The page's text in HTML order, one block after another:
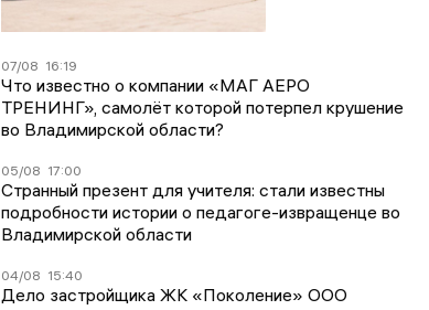
07/08 16:19
Что известно о компании «МАГ АЕРО
ТРЕНИНГ», самолёт которой потерпел крушение
во Владимирской области?
05/08 17:00
Странный презент для учителя: стали известны
подробности истории о педагоге-извращенце во
Владимирской области
04/08 15:40
Дело застройщика ЖК «Поколение» ООО